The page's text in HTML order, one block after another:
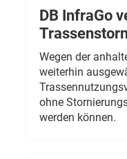
DB InfraGo
Wegen der
weiterhin
ohne
werden können.